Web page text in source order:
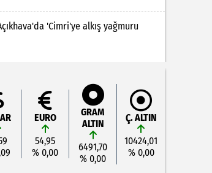
'Cimri'ye alkış yağmuru
EURO
54,95
% 0,00
GRAM
ALTIN
6491,70
% 0,00
Ç. ALTIN
10424,01
% 0,00